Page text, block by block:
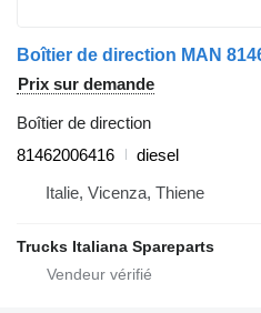
Prix sur demande
Boîtier de direction
81462006416
diesel
Italie, Vicenza, Thiene
Trucks Italiana Spareparts